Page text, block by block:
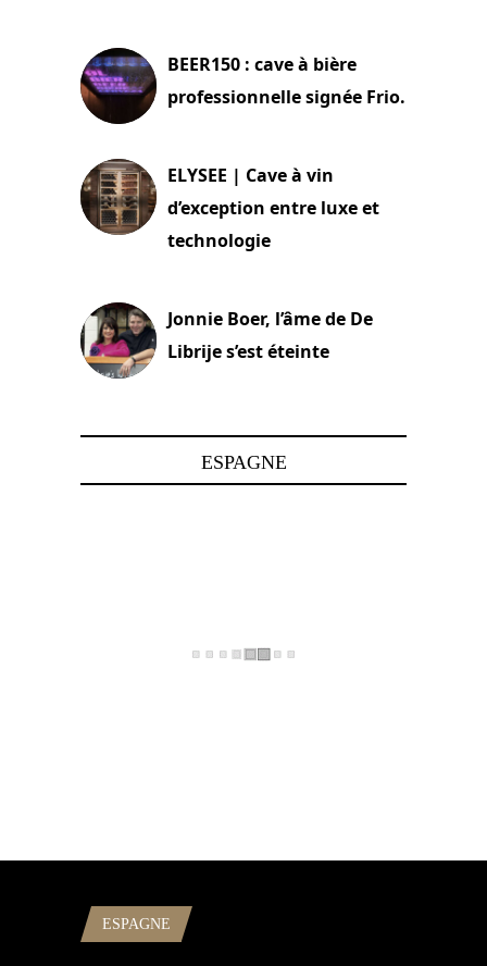
BEER150 : cave à bière
professionnelle signée Frio.
ELYSEE | Cave à vin
d’exception entre luxe et
technologie
Jonnie Boer, l’âme de De
Librije s’est éteinte
ESPAGNE
ESPAGNE